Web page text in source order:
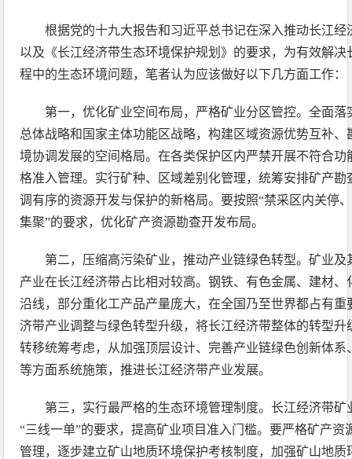
根据党的十九大报告和习近平总书记在深入推动长江
以及《长江经济带生态环境保护规划》的要求，为有效解
程中的生态环境问题，笔者认为应该做好以下几方面工作：
第一，优化矿业空间布局，严格矿业分区管控。全面
总体战略和国家主体功能区战略，构建区域资源优势互补
境协调发展的空间格局。在各类保护区内严禁开展不符合
格准入管理。实行矿种、区域差别化管理，统筹安排矿产
调有序的资源开发与保护的新格局。要按照“禁采区内关停
集聚”的要求，优化矿产资源勘查开发布局。
第二，压缩高污染矿业，推动产业链绿色转型。矿业
产业在长江经济带占比相对较高。钢铁、有色金属、建材
沿线，部分重化工产品产量庞大，在全国乃至世界都占有
济带产业调整与绿色转型升级，将长江经济带整体的转型
转移统筹考虑，从加强顶层设计、完善产业链绿色创新体
等方面系统施策，推进长江经济带产业发展。
第三，实行最严格的生态环境管理制度。长江经济带
“三线一单”的要求，提高矿业项目准入门槛。要严格矿产资
管理，逐步建立矿山地质环境保护考核制度，加强矿山地